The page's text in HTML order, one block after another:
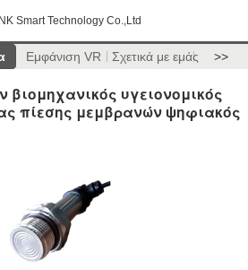
Smart Technology Co.,Ltd
Εμφάνιση VR Σχετικά με εμάς >>
βιομηχανικός υγειονομικός
πίεσης μεμβρανών ψηφιακός